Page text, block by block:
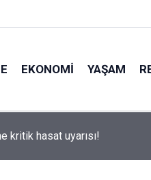
EKONOMI YAŞAM
çarptı: 1 ölü, 15 yaralı